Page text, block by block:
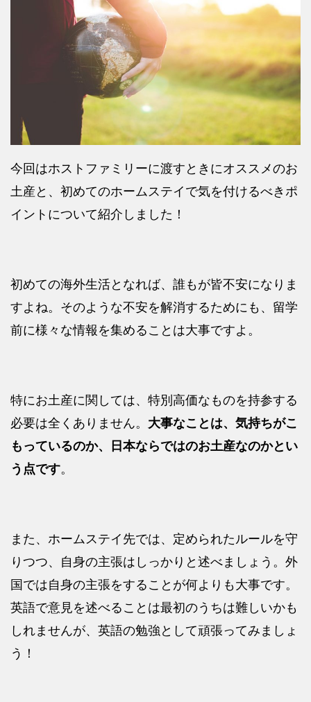
今回はホストファミリーに渡すときにオススメのお
土産と、初めてのホームステイで気を付けるべきポ
イントについて紹介しました！
初めての海外生活となれば、誰もが皆不安になりま
すよね。そのような不安を解消するためにも、留学
前に様々な情報を集めることは大事ですよ。
特にお土産に関しては、特別高価なものを持参する
必要は全くありません。 大事なことは、気持ちがこ
もっているのか、日本ならではのお土産なのかとい
う点です。
また、ホームステイ先では、定められたルールを守
りつつ、自身の主張はしっかりと述べましょう。外
国では自身の主張をすることが何よりも大事です。
英語で意見を述べることは最初のうちは難しいかも
しれませんが、英語の勉強として頑張ってみましょ
う！